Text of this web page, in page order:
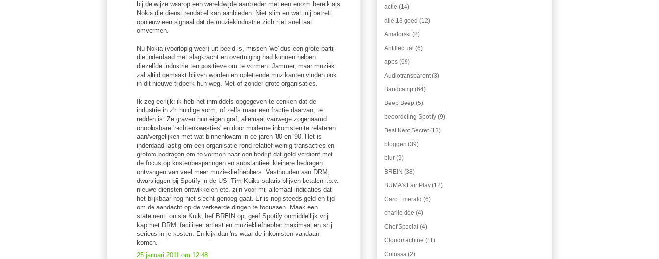
bij de wijze waarop een wereldwijde aanbieder met een enorm bereik als
Nokia die dienst rendabel kan aanbieden. Niet slim en wat mij betreft
opnieuw een signaal dat de muziekindustrie zich niet snel laat
omvormen.
Nu Nokia (voorlopig weer) uit beeld is, missen 'we' dus een grote partij
die inderdaad met slagkracht en overtuiging had kunnen helpen
diezelfde industrie ten positieve om te vormen. Jammer, maar muziek
zal altijd gemaakt blijven worden en oplettende muzikanten vinden ook
in dit nieuwe tijdperk hun weg. Met of zonder grote organisaties.
Ik zeg eerlijk: ik heb het inmiddels opgegeven te denken dat de
industrie in z'n huidige vorm, of zelfs maar een fractie daarvan, te
redden is. Ze graven hun eigen graf, allemaal vanwege zogenaamd
onoplosbare 'rechtenkwesties' en door moderne inkomsten te relateren
aan/vergelijken met wat binnenkwam in de jaren '80 en '90. Het is
inderdaad lastig om een organisatie rond relatief weinig transacties en
grotere bedragen om te vormen naar een bedrijf dat geld verdient met
de focus op kostenbesparingen en substantieel kleinere bedragen
ontvangen van veel meer muziekliefhebbers. Vasthouden aan DRM,
dwarsliggen bij Spotify in de US, Tim Kuiks salaris blijven betalen i.p.v.
nieuwe diensten ontwikkelen etc. zijn voor mij allemaal indicaties dat
het blijkbaar nog niet slecht genoeg gaat. Er is nog steeds geld en tijd
om de aandacht op de verkeerde dingen te focussen. Maak een
statement: ontsla Kuik, hef BREIN op, geef Spotify onmiddellijk vrij,
kap met DRM, faciliteer artiest én muziekliefhebber maximaal en snij
serieus in je kosten. En kijk dan 'ns waar de inkomsten vandaan
komen.
25 januari 2011 om 12:48
actie (14)
alle 13 goed (12)
Amatorski (2)
Antillectual (6)
apps (69)
Audiotransparent (3)
Bandcamp (64)
Beep Beep (5)
beoordeling Spotify (9)
Best Kept Secret (13)
bloggen (39)
blur (9)
BREIN (38)
BUMA's Fair Play (12)
Caro Emerald (6)
charlie dée (4)
Chef'Special (4)
Cloudmachine (11)
Colossa (2)